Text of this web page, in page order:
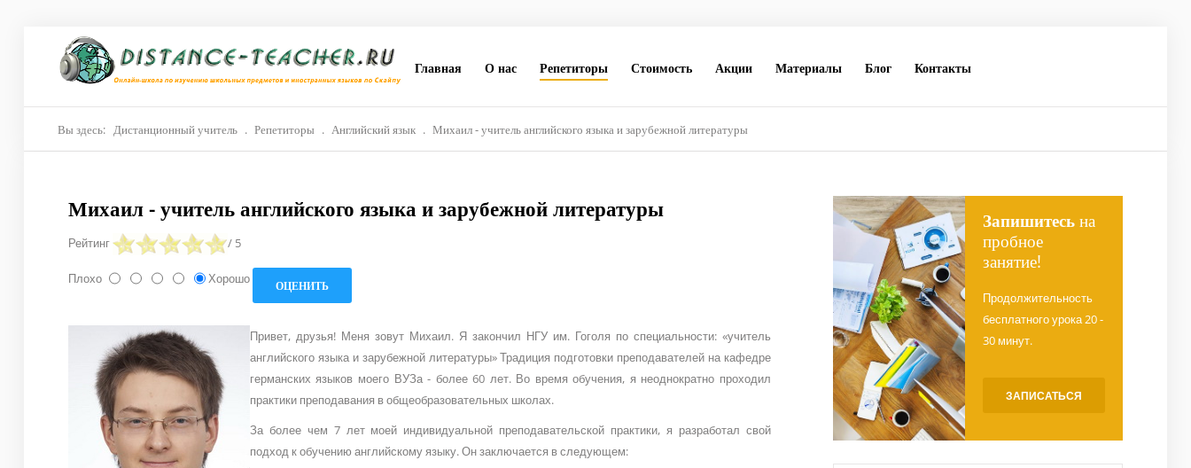
Главная
Репетиторы
Материалы
Контакты
Главная О нас Репетиторы Стоимость Акции Материалы Блог Контакты
Вы здесь: Дистанционный учитель . Репетиторы . Английский язык . Михаил - учитель английского языка и зарубежной литературы
Михаил - учитель английского языка и зарубежной литературы
Рейтинг / 5
Плохо Хорошо
Привет, друзья! Меня зовут Михаил. Я закончил НГУ им. Гоголя по специальности: «учитель
английского языка и зарубежной литературы» Традиция подготовки преподавателей на кафедре
германских языков моего ВУЗа - более 60 лет. Во время обучения, я неоднократно проходил
практики преподавания в общеобразовательных школах.
За более чем 7 лет моей индивидуальной преподавательской практики, я разработал свой
подход к обучению английскому языку. Он заключается в следующем:
Запишитесьна
пробное
занятие!
Продолжительность
бесплатного урока 20 -
30 минут.
ЗАПИСАТЬСЯ